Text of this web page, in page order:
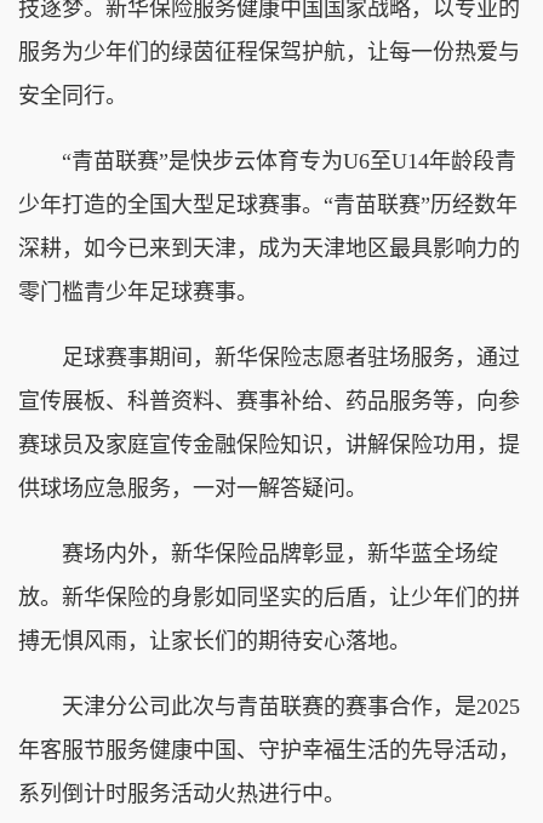
技逐梦。新华保险服务健康中国国家战略，以专业的
服务为少年们的绿茵征程保驾护航，让每一份热爱与
安全同行。
“青苗联赛”是快步云体育专为U6至U14年龄段青
少年打造的全国大型足球赛事。“青苗联赛”历经数年
深耕，如今已来到天津，成为天津地区最具影响力的
零门槛青少年足球赛事。
足球赛事期间，新华保险志愿者驻场服务，通过
宣传展板、科普资料、赛事补给、药品服务等，向参
赛球员及家庭宣传金融保险知识，讲解保险功用，提
供球场应急服务，一对一解答疑问。
赛场内外，新华保险品牌彰显，新华蓝全场绽
放。新华保险的身影如同坚实的后盾，让少年们的拼
搏无惧风雨，让家长们的期待安心落地。
天津分公司此次与青苗联赛的赛事合作，是2025
年客服节服务健康中国、守护幸福生活的先导活动，
系列倒计时服务活动火热进行中。